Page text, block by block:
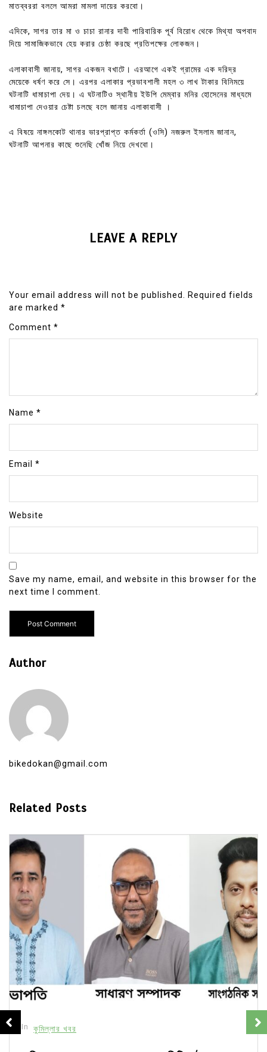
মাতব্বররা বললে আমরা মামলা দায়ের করবো।
এদিকে, সাগর তার মা ও চাচা রানার দাবী পারিবারিক পূর্ব বিরোধ থেকে মিথ্যা অপবাদ
দিয়ে সামাজিকভাবে হেয় করার চেষ্ঠা করছে প্রতিপক্ষের লোকজন।
এলাকাবাসী জানায়, সাগর একজন বখাটে। এরআগে একই গ্রামের এক দরিদ্র
মেয়েকে ধর্ষণ করে সে। এরপর এলাকার প্রভাবশালী মহল ৩ লাখ টাকার বিনিময়ে
ঘটনাটি ধামাচাপা দেয়। এ ঘটনাটিও স্থানীয় ইউপি মেম্বার মনির হোসেনের মাধ্যমে
ধামাচাপা দেওয়ার চেষ্টা চলছে বলে জানায় এলাকাবাসী ।
এ বিষয়ে নাঙ্গলকোট থানার ভারপ্রাপ্ত কর্মকর্তা (ওসি) নজরুল ইসলাম জানান,
ঘটনাটি আপনার কাছে শুনেছি খোঁজ নিয়ে দেখবো।
LEAVE A REPLY
Your email address will not be published.
Required fields
are marked *
Comment *
Name *
Email *
Website
Save my name, email, and website in this browser for the
next time I comment.
Author
bikedokan@gmail.com
Related Posts
In কুমিল্লার খবর